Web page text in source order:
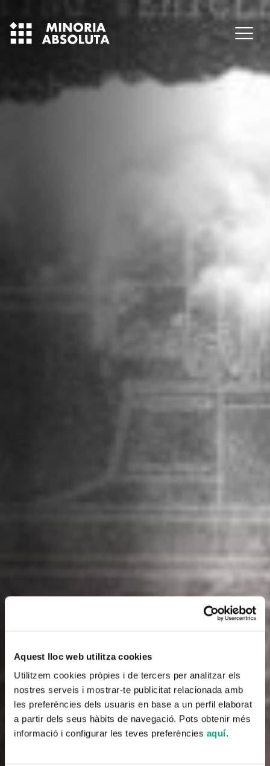
Aquest lloc web utilitza cookies
Utilitzem cookies pròpies i de tercers per analitzar els
nostres serveis i mostrar-te publicitat relacionada amb
les preferències dels usuaris en base a un perfil elaborat
a partir dels seus hàbits de navegació. Pots obtenir més
informació i configurar les teves preferències aquí.